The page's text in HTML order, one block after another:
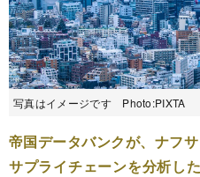
写真はイメージです Photo:PIXTA
帝国データバンクが、ナフ
サプライチェーンを分析し